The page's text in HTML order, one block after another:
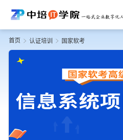
首页 认证培训 国家软考